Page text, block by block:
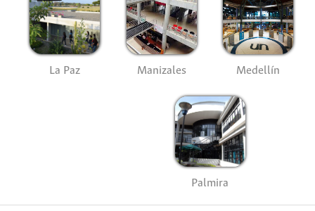
La Paz Manizales Medellín
Palmira